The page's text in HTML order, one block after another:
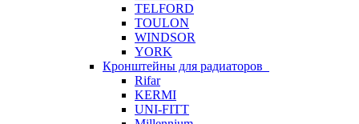
TELFORD
TOULON
WINDSOR
YORK
Кронштейны для радиаторов
Rifar
KERMI
UNI-FITT